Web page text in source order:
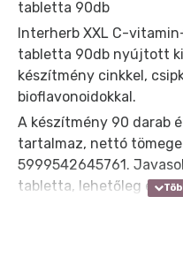
tabletta 90db
Interherb XXL C-
tabletta 90db nyújtott
készítmény cinkkel,
bioflavonoidokkal.
A készítmény 90 darab
tartalmaz, nettó tömege
5999542645761.
tabletta, lehetőleg